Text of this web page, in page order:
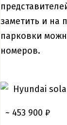
заметить и на
парковки
номеров.
~ 453 900 ₽